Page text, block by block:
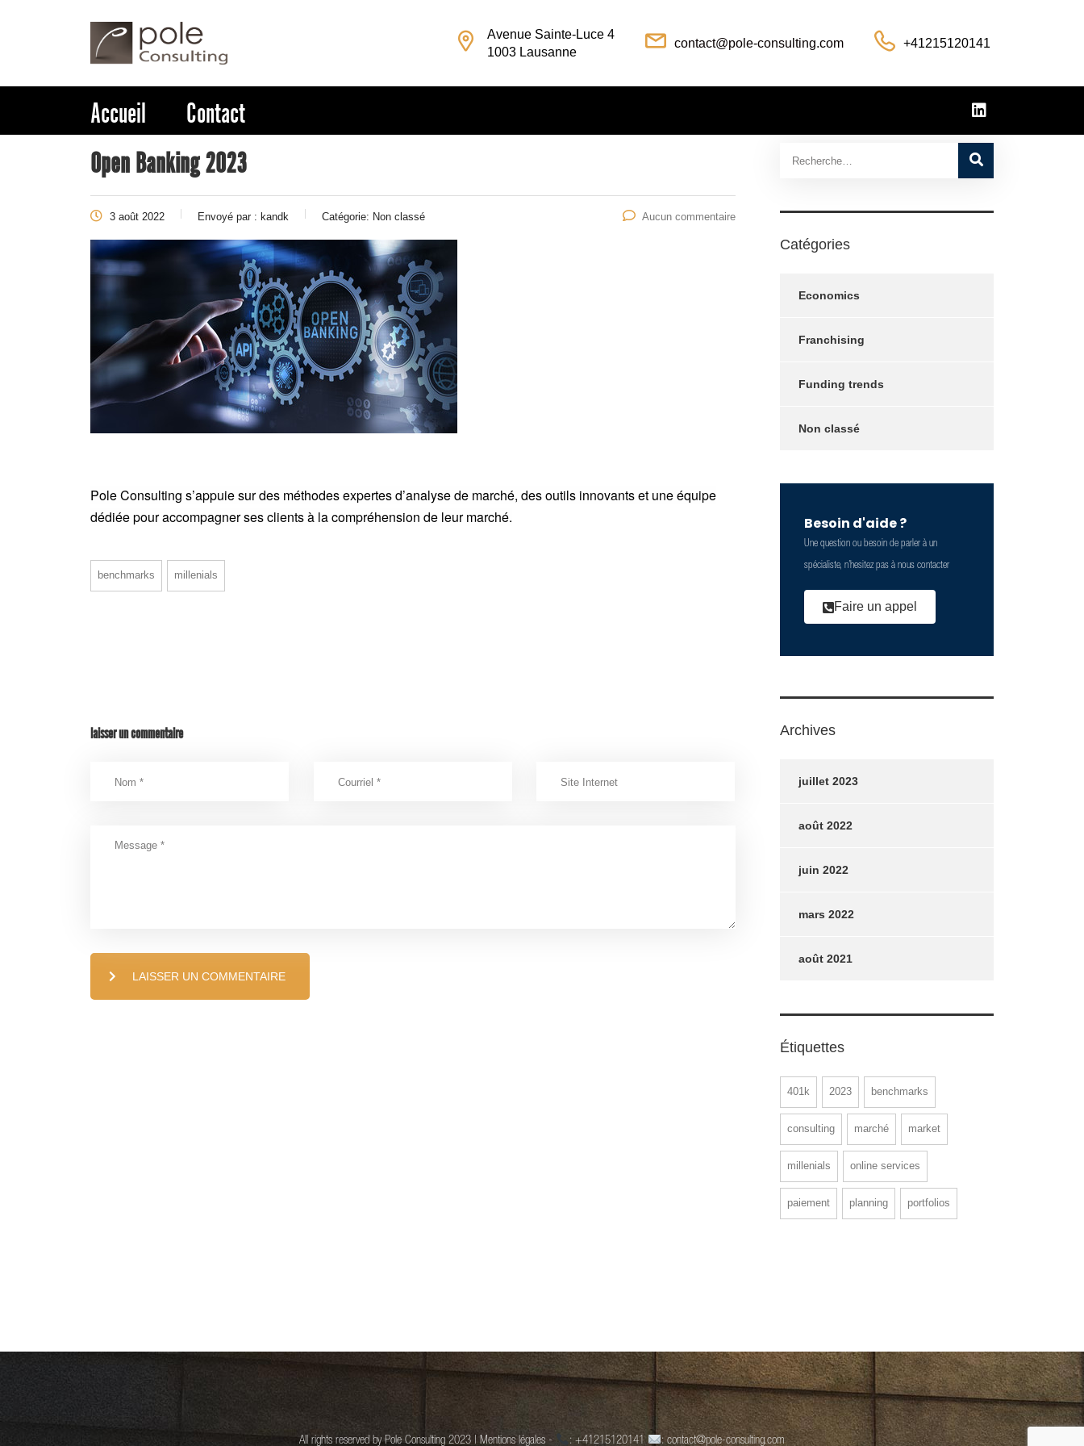
Avenue Sainte-Luce 4
1003 Lausanne
contact@pole-consulting.com +41215120141
Accueil Contact
Open Banking 2023
3 août 2022 Envoyé par : kandk Catégorie: Non classé Aucun commentaire
Pole Consulting s’appuie sur des méthodes expertes d’analyse de marché, des outils innovants et une équipe
dédiée pour accompagner ses clients à la compréhension de leur marché.
benchmarks millenials
laisser un commentaire
LAISSER UN COMMENTAIRE
Catégories
Economics
Franchising
Funding trends
Non classé
Besoin d'aide ?
Une question ou besoin de parler à un
spécialiste, n’hesitez pas à nous contacter
Faire un appel
Archives
juillet 2023
août 2022
juin 2022
mars 2022
août 2021
Étiquettes
401k 2023 benchmarks
consulting marché market
millenials online services
paiement planning portfolios
All rights reserved by Pole Consulting 2023 | Mentions légales - : +41215120141 : contact@pole-consulting.com